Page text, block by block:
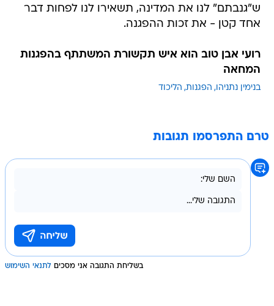
ש"גנבתם" לנו את המדינה, תשאירו לנו לפחות דבר
אחד קטן - את זכות ההפגנה.
רועי אבן טוב הוא איש תקשורת המשתתף בהפגנות
המחאה
בנימין נתניהו הפגנות הליכוד
טרם התפרסמו תגובות
בשליחת התגובה אני מסכים לתנאי השימוש